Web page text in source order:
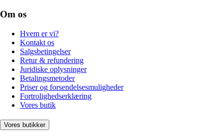
Om os
Hvem er vi?
Kontakt os
Salgsbetingelser
Retur & refundering
Juridiske oplysninger
Betalingsmetoder
Priser og forsendelsesmuligheder
Fortrolighedserklæring
Vores butik
Vores butikker